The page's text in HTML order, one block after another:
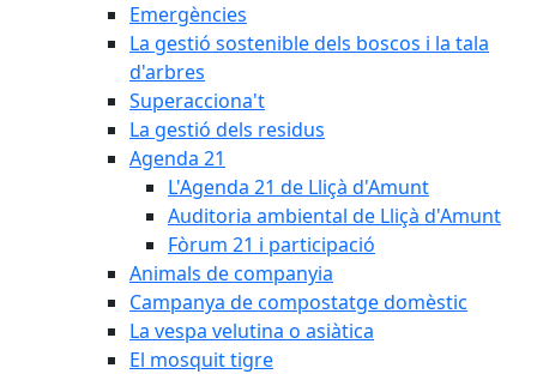
Emergències
La gestió sostenible dels boscos i la tala
d'arbres
Superacciona't
La gestió dels residus
Agenda 21
L'Agenda 21 de Lliçà d'Amunt
Auditoria ambiental de Lliçà d'Amunt
Fòrum 21 i participació
Animals de companyia
Campanya de compostatge domèstic
La vespa velutina o asiàtica
El mosquit tigre